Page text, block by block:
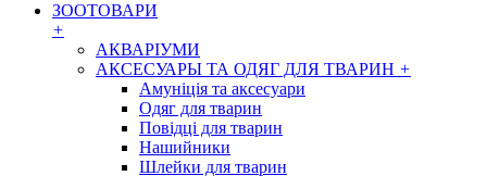
ЗООТОВАРИ
+
АКВАРІУМИ
АКСЕСУАРЫ ТА ОДЯГ ДЛЯ ТВАРИН +
Амуніція та аксесуари
Одяг для тварин
Повідці для тварин
Нашийники
Шлейки для тварин